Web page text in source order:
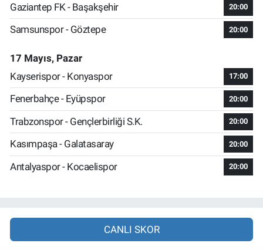
Gaziantep FK - Başakşehir 20:00
Samsunspor - Göztepe 20:00
17 Mayıs, Pazar
Kayserispor - Konyaspor
17:00
Fenerbahçe - Eyüpspor 20:00
Trabzonspor - Gençlerbirliği S.K. 20:00
Kasımpaşa - Galatasaray 20:00
Antalyaspor - Kocaelispor 20:00
CANLI SKOR